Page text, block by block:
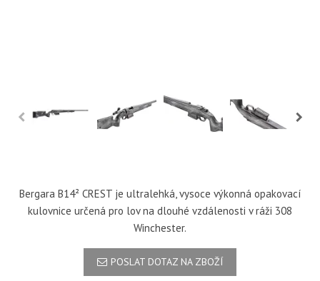
Bergara B14² CREST je ultralehká, vysoce výkonná opakovací
kulovnice určená pro lov na dlouhé vzdálenosti v ráži 308
Winchester.
POSLAT DOTAZ NA ZBOŽÍ